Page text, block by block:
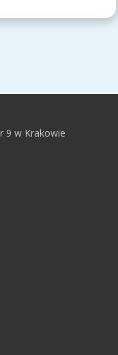
9 w Krakowie